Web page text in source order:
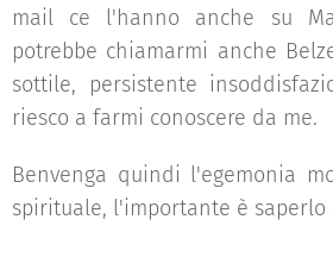
mail ce l'hanno anche su
potrebbe chiamarmi anche
sottile, persistente
riesco a farmi conoscere da me.
Benvenga quindi l'egemonia
spirituale, l'importante è saperlo